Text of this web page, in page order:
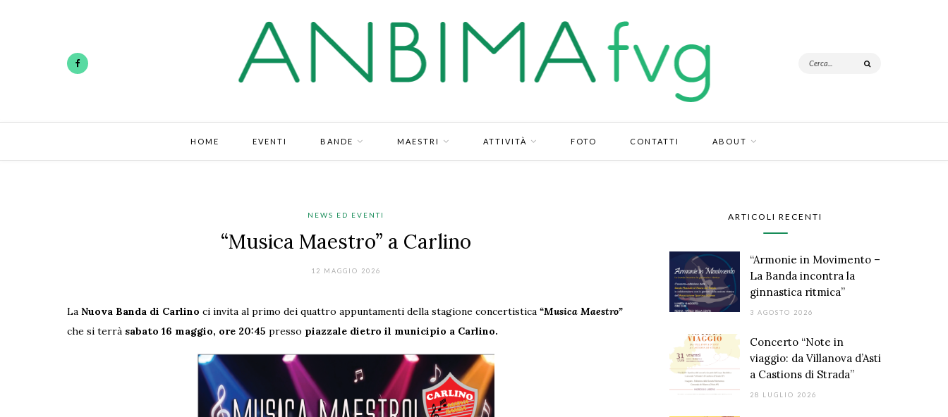
HOME EVENTI BANDE MAESTRI ATTIVITÀ FOTO CONTATTI ABOUT
NEWS ED EVENTI
“Musica Maestro” a Carlino
12 MAGGIO 2026
La Nuova Banda di Carlino ci invita al primo dei quattro appuntamenti della stagione concertistica “Musica Maestro”
che si terrà sabato 16 maggio, ore 20:45 presso piazzale dietro il municipio a Carlino.
ARTICOLI RECENTI
“Armonie in Movimento –
La Banda incontra la
ginnastica ritmica”
3 AGOSTO 2026
Concerto “Note in
viaggio: da Villanova d’Asti
a Castions di Strada”
28 LUGLIO 2026